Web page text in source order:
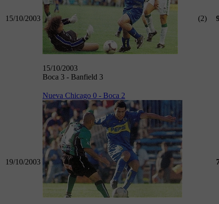
15/10/2003
15/10/2003
Boca 3 - Banfield 3
(2)
19/10/2003
Nueva Chicago 0 - Boca 2